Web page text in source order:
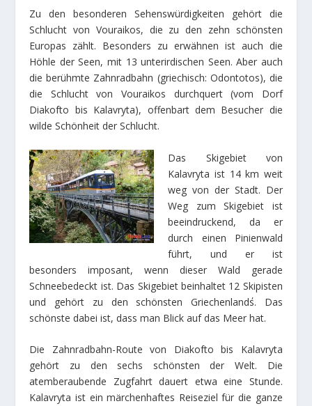
Zu den besonderen Sehenswürdigkeiten gehört die
Schlucht von Vouraikos, die zu den zehn schönsten
Europas zählt. Besonders zu erwähnen ist auch die
Höhle der Seen, mit 13 unterirdischen Seen. Aber auch
die berühmte Zahnradbahn (griechisch: Odontotos), die
die Schlucht von Vouraikos durchquert (vom Dorf
Diakofto bis Kalavryta), offenbart dem Besucher die
wilde Schönheit der Schlucht.
Das Skigebiet von
Kalavryta ist 14 km weit
weg von der Stadt. Der
Weg zum Skigebiet ist
beeindruckend, da er
durch einen Pinienwald
führt, und er ist
besonders imposant, wenn dieser Wald gerade
Schneebedeckt ist. Das Skigebiet beinhaltet 12 Skipisten
und gehört zu den schönsten Griechenland΄s. Das
schönste dabei ist, dass man Blick auf das Meer hat.
Die Zahnradbahn-Route von Diakofto bis Kalavryta
gehört zu den sechs schönsten der Welt. Die
atemberaubende Zugfahrt dauert etwa eine Stunde.
Kalavryta ist ein märchenhaftes Reiseziel für die ganze